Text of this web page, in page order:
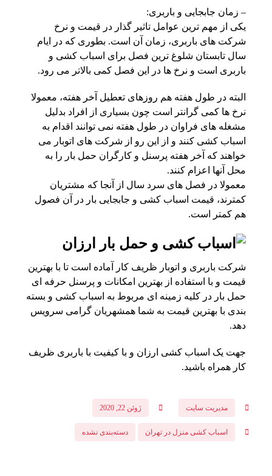
– زمان جابجایی و باربری:
یکی از مهم ترین عوامل تاثیر گذار در قیمت و نرخ
شرکت های باربری، زمان آن است. بطوری که در ایام
سال تابستان شلوغ ترین فصل برای اسباب کشی و
باربری است و نرخ ها در این فصل کمی بالاتر می رود.
البته در طول هفته هم روزهای تعطیل آخر هفته، معمولا
نرخ ها کمی گرانتر است چون بسیاری از افراد بدلیل
مشغله های فراوان در طول هفته نمی توانند اقدام به
اسباب کشی کنند و از این رو از شرکت های اتوبار می
خواهند که آخر هفته پرسنل و کارگران حمل بار را به
محل آنها اعزام کنند.
معمولا در فصل های سرد سال از آنجا که مشتریان
کمترند، قیمت اسباب کشی و جابجایی بار در آن فصول
هم کمتر است.
شرکت باربری و اتوبار ظریف کار آماده است تا با بهترین
قیمت و با استفاده از بهترین امکانات و پرسنل حرفه ای
حمل بار در کلیه زمینه ای مربوط به اسباب کشی و بسته
بندی با بهترین قیمت به شما همشهریان گرامی سرویس
دهد.
جهت یک اسباب کشی ارزان و با کیفیت با باربری ظریف
کار همراه باشید.
مدیریت سایت ژوئن 22, 2020
اسباب کشی منزل در تهران دسته‌بندی نشده